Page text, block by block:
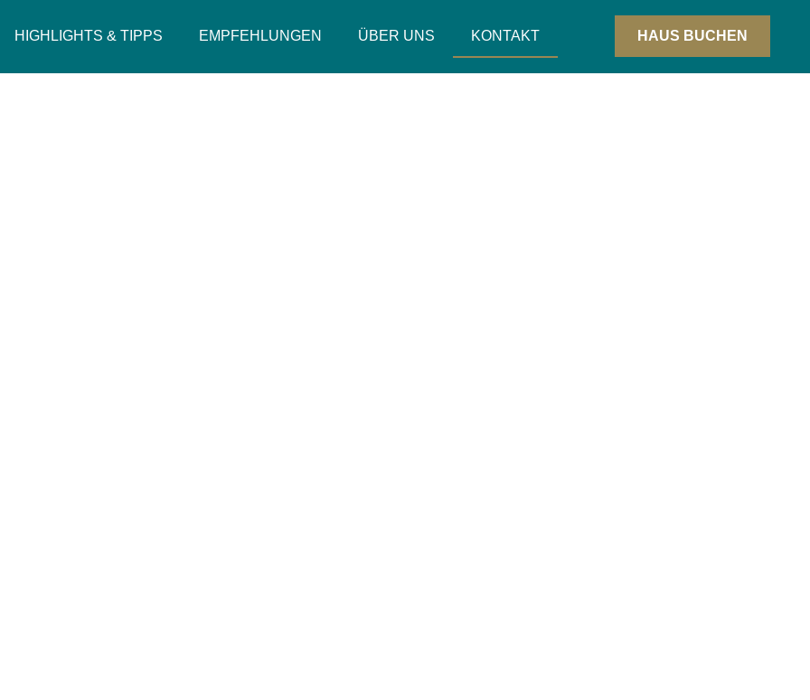
HIGHLIGHTS & TIPPS EMPFEHLUNGEN ÜBER UNS KONTAKT HAUS BUCHEN